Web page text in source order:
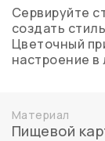
Сервируйте
создать
Цветочный
настроение
Материал
Пищевой